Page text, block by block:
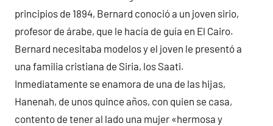
principios de 1894, Bernard conoció a un joven sirio,
profesor de árabe, que le hacía de guía en El Cairo.
Bernard necesitaba modelos y el joven le presentó a
una familia cristiana de Siria, los Saati.
Inmediatamente se enamora de una de las hijas,
Hanenah, de unos quince años, con quien se casa,
contento de tener al lado una mujer «hermosa y